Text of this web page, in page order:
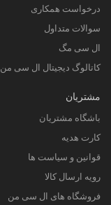
درخواست همکاری
سوالات متداول
ال سی مگ
کاتالوگ دیجیتال ال سی من
مشتریان
باشگاه مشتریان
کارت هدیه
قوانین و سیاست ها
رویه ارسال کالا
فروشگاه های ال سی من